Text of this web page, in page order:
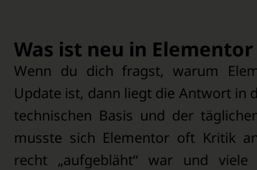
Was ist neu in
Wenn du dich fragst, warum
Update ist, dann liegt die Antwort in
technischen Basis und der
musste sich Elementor oft Kritik
recht „aufgebläht“ war und viele